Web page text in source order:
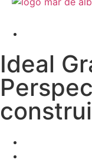
Ideal